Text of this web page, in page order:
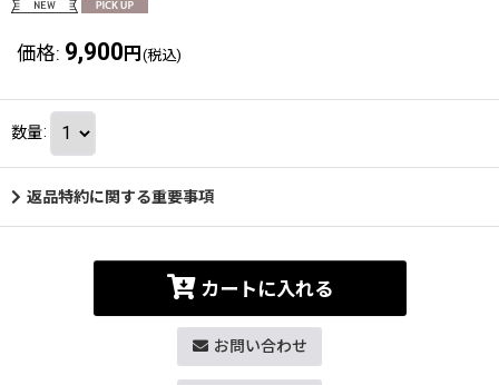
価格: 9,900 円 (税込)
数量:
返品特約に関する重要事項
カートに入れる
お問い合わせ